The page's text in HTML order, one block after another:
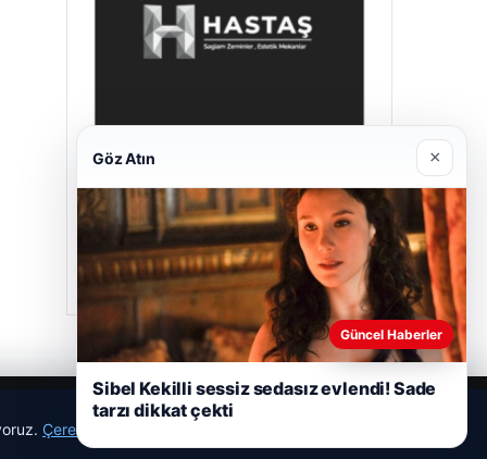
Enes Kaplan Avukatlık Bürosu
28/04/2026
Çerez Politikamız
Göz Atın ×
Güncel Haberler
Sibel Kekilli sessiz sedasız evlendi! Sade
tarzı dikkat çekti